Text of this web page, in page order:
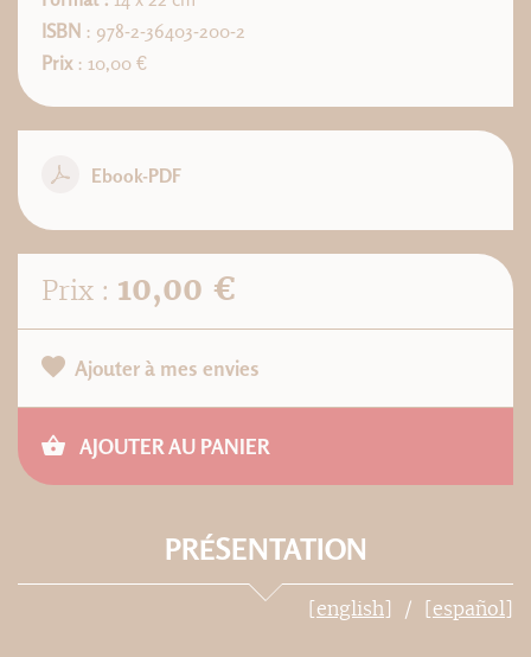
ISBN : 978-2-36403-200-2
Prix : 10,00 €
Ebook-PDF
Prix : 10,00 €
Ajouter à mes envies
AJOUTER AU PANIER
PRÉSENTATION
[english] [español]